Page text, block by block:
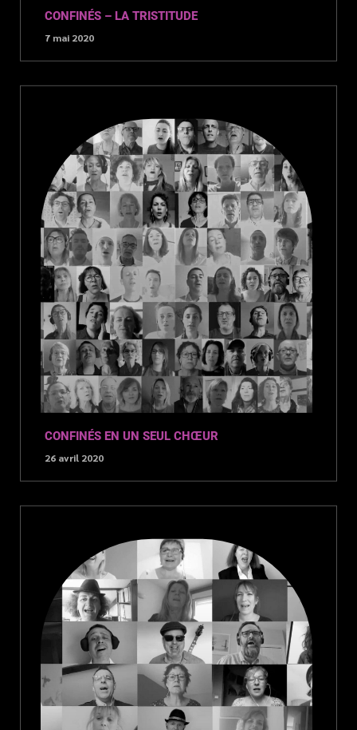
CONFINÉS – LA TRISTITUDE
7 mai 2020
CONFINÉS EN UN SEUL CHŒUR
26 avril 2020